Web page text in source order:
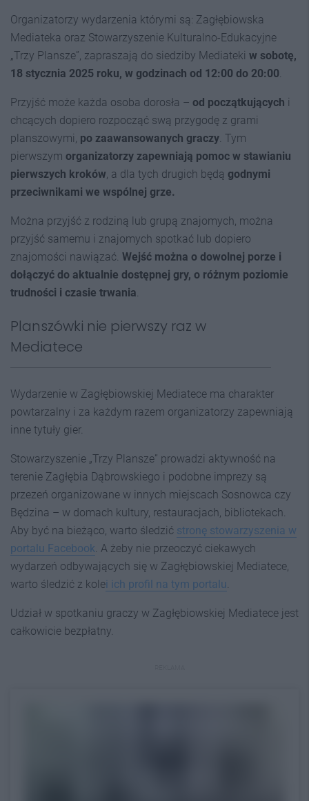
Organizatorzy wydarzenia którymi są: Zagłębiowska
Mediateka oraz Stowarzyszenie Kulturalno-Edukacyjne
„Trzy Plansze”, zapraszają do siedziby Mediateki w sobotę,
18 stycznia 2025 roku, w godzinach od 12:00 do 20:00
Przyjść może każda osoba dorosła – od początkujących i
chcących dopiero rozpocząć swą przygodę z grami
planszowymi, po zaawansowanych graczy . Tym
pierwszym organizatorzy zapewniają pomoc w stawianiu
pierwszych kroków , a dla tych drugich będą godnymi
przeciwnikami we wspólnej grze.
Można przyjść z rodziną lub grupą znajomych, można
przyjść samemu i znajomych spotkać lub dopiero
znajomości nawiązać. Wejść można o dowolnej porze i
dołączyć do aktualnie dostępnej gry, o różnym poziomie
trudności i czasie trwania
Planszówki nie pierwszy raz w
Mediatece
Wydarzenie w Zagłębiowskiej Mediatece ma charakter
powtarzalny i za każdym razem organizatorzy zapewniają
inne tytuły gier.
Stowarzyszenie „Trzy Plansze” prowadzi aktywność na
terenie Zagłębia Dąbrowskiego i podobne imprezy są
przezeń organizowane w innych miejscach Sosnowca czy
Będzina – w domach kultury, restauracjach, bibliotekach.
Aby być na bieżąco, warto śledzić stronę stowarzyszenia w
portalu Facebook . A żeby nie przeoczyć ciekawych
wydarzeń odbywających się w Zagłębiowskiej Mediatece,
warto śledzić z kolei ich profil na tym portalu
Udział w spotkaniu graczy w Zagłębiowskiej Mediatece jest
całkowicie bezpłatny.